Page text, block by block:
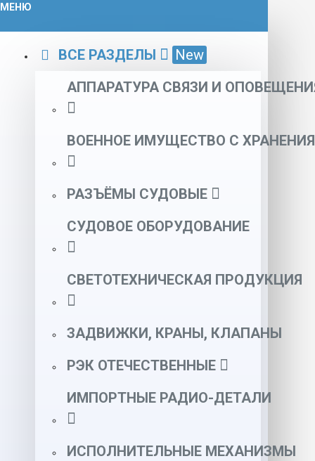
МЕНЮ
ВСЕ РАЗДЕЛЫ
New
АППАРАТУРА СВЯЗИ И
ВОЕННОЕ ИМУЩЕСТВО С ХРАНЕНИЯ
РАЗЪЁМЫ СУДОВЫЕ
СУДОВОЕ ОБОРУДОВАНИЕ
СВЕТОТЕХНИЧЕСКАЯ ПРОДУКЦИЯ
ЗАДВИЖКИ, КРАНЫ, КЛАПАНЫ
РЭК ОТЕЧЕСТВЕННЫЕ
ИМПОРТНЫЕ РАДИО-ДЕТАЛИ
ИСПОЛНИТЕЛЬНЫЕ МЕХАНИЗМЫ